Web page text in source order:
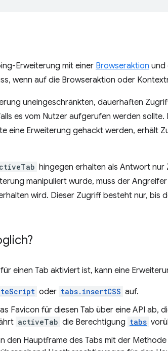
Erweiterung mit einer Browseraktion und
wenn auf die Browseraktion oder
uneingeschränkten, dauerhaften
es vom Nutzer aufgerufen werden sollte.
eine Erweiterung gehackt werden, erhält
hingegen erhalten als Antwort nur
manipuliert wurde, muss der
wird. Dieser Zugriff besteht nur, bis
für einen Tab aktiviert ist, kann eine
oder tabs.insertCSS auf.
Favicon für diesen Tab über eine API ab,
activeTab die Berechtigung tabs
den Hauptframe des Tabs mit der Methode